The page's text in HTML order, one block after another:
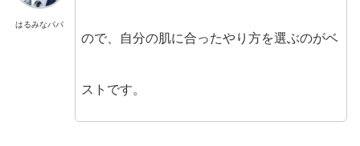
はるみなパパ
ので、自分の肌に合ったやり方を選ぶのがベ
ストです。